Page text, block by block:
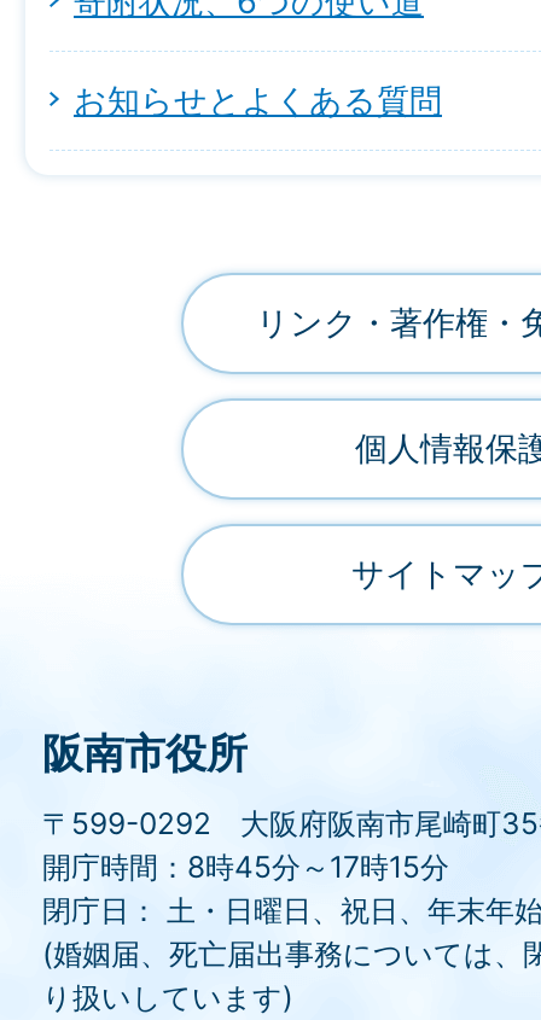
お知らせとよくある質問
リンク・著作権・
個人情報保
サイトマッ
阪南市役所
〒599-0292 大阪府阪南市尾崎町35
開庁時間：8時45分～17時15分
閉庁日： 土・日曜日、祝日、年末年
(婚姻届、死亡届出事務については、
り扱いしています)